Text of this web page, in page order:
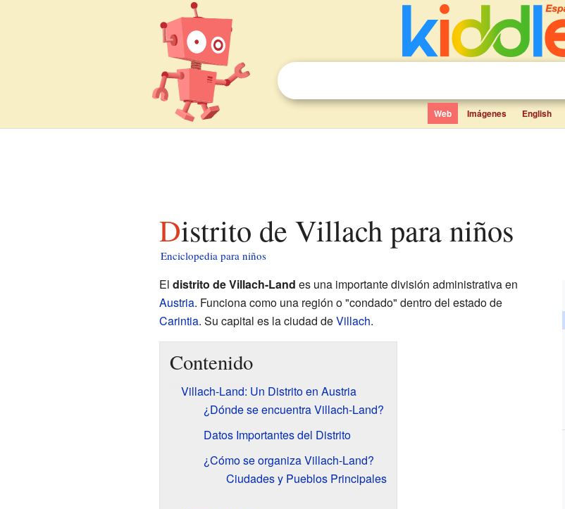
Web Imágenes English
Distrito de Villach para niños
Enciclopedia para niños
El distrito de Villach-Land es una importante división administrativa en
Austria. Funciona como una región o "condado" dentro del estado de
Carintia. Su capital es la ciudad deVillach.
Contenido
Villach-Land: Un Distrito en Austria
¿Dónde se encuentra Villach-Land?
Datos Importantes del Distrito
¿Cómo se organiza Villach-Land?
Ciudades y Pueblos Principales